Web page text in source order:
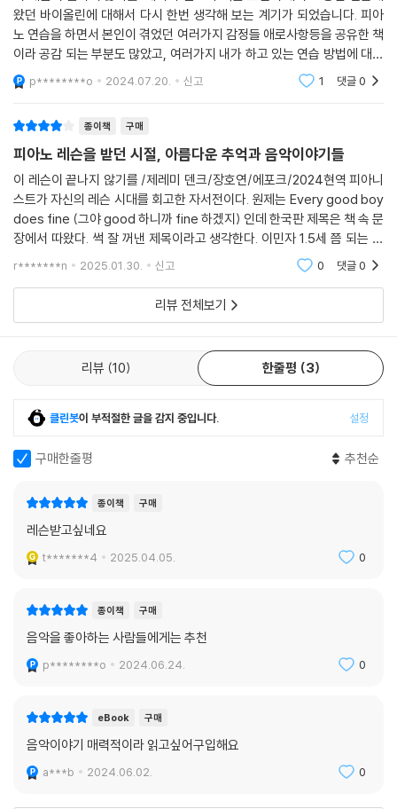
물론이다.
이 세상 수많은 피아노 교사들에게 바치는 사랑의 기록
첫 레슨은 동네 피아노 학원 선생님과 함께 시작한다. 손은 수평으로 하고
손가락은 둥글게 구부리고 손목은 낮게 둔다. 등을 똑바로 펴고 한 번에 하
나의 손가락 마디만 들어 올린다. 계이름을 배우고 박자를 배우고 운지법
을 익힌다. 지루함의 새 지평을 연 도흐나니 음계 연습, 모차르트의 A장조
협주곡 K.488을 연습하며 음악의 구조를 발견했을 때의 기쁨, 자꾸 빨라
지는 박자를 제어하는 메트로놈과의 사투 등 이런 대목들을 읽고 있으면
피아노 앞에 앉아 고뇌하는 어린아이의 사랑스러운 모습이 떠올라 절로 미
소가 지어진다. 대학 진학을 앞두고 마을 어른들이 나서 그의 학비를 지원
하는 장면에서 뛰어난 인재는 혼자 만들어지는 것이 아님을 다시 한 번 깨
닫게 한다.
대학에 들어가면서 본격적으로 피아니스트로서의 배움의 과정이 펼쳐진
다. 오벌린 대학의 조지프 슈워츠, 인디애나 대학의 죄르지 셰복, 줄리아드
스쿨의 허버트 스텐신을 사사한 덴크는 그들과의 개인 레슨이나 스튜디오
스 등도 상당히 구체적으로 기록하여 전문적인 피아노 레슨이 어떻게 이루
부분에 어떻게 적용할까? 곡에 방향감을 준다는 것은 어떤 의미일까? 별
까? 어떻게 해야 슬픔이, 무거움이, 달콤함이 느껴지도록 연주할 수 있을
까? 음이 하늘로 날아가는 것처럼, 겨우 발을 떼는 것처럼 들리게 할 수 있
을까?
서는 피아노 레슨과 더불어 피아니스트로 성장하는 과정에서 겪었던 다채
로운 일상 이야기들이 펼쳐지는데, 고등학교 때 활동했던 교내 오케스트라
난 음악가들과 함께한 시간을 통해서도 저자는 순간순간 깊은 깨달음을 얻
구들의 반주를 해주러 간 레슨에서 여러 분야의 교수들을 통해 배운 것들
또한 많았다.
왔던 바이올린에 대해서 다시 한번 생각해 보는 계기가 되었습니다. 피아
노 연습을 하면서 본인이 겪었던 여러가지 감정들 애로사항등을 공유한 책
이라 공감 되는 부분도 많았고, 여러가지 내가 하고 있는 연습 방법에 대해
서 고민을 해보고 있는 상황이였습니다. 피아노를 좋아하고 연습을 지금
이어나가고 있는
p********o 2024.07.20. 신고 1 댓글0
종이책 구매
피아노 레슨을 받던 시절, 아름다운 추억과 음악이야기들
이 레슨이 끝나지 않기를 /제레미 덴크/장호연/에포크/2024현역 피아니
스트가 자신의 레슨 시대를 회고한 자서전이다. 원제는 Every good boy
does fine (그야 good 하니까 fine 하겠지) 인데 한국판 제목은 책 속 문
장에서 따왔다. 썩 잘 꺼낸 제목이라고 생각한다. 이민자 1.5세 쯤 되는 평
범한 서민층 부모님, 더구나 두 분다 재혼에 어머니는 이미 아이가 셋이나
r*******n 2025.01.30. 신고 0 댓글0
리뷰 전체보기
리뷰 10 한줄평 3
클린봇이 부적절한 글을 감지 중입니다. 설정
구매한줄평 추천순
종이책 구매
레슨받고싶네요
t*******4 2025.04.05. 0
종이책 구매
음악을 좋아하는 사람들에게는 추천
p********o 2024.06.24. 0
eBook 구매
음악이야기 매력적이라 읽고싶어구입해요
a***b 2024.06.02. 0